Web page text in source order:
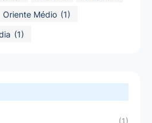
Oriente Médio (1)
(1)
(1)